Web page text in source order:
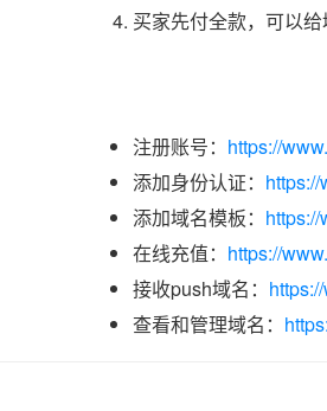
买家先付全款，可以
注册账号： https://
添加身份认证：
添加域名模板：
在线充值： https://
接收push域名：
查看和管理域名：